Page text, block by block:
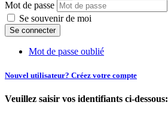
Mot de passe
Se souvenir de moi
Mot de passe oublié
Nouvel utilisateur? Créez votre compte
Veuillez saisir vos identifiants ci-dessous: